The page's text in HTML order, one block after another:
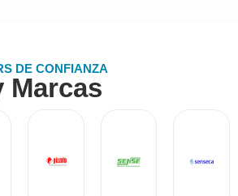
DE CONFIANZA
Marcas